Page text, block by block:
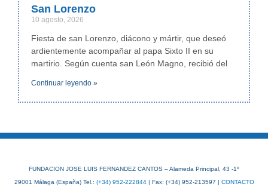
San Lorenzo
10 agosto, 2026
Fiesta de san Lorenzo, diácono y mártir, que deseó
ardientemente acompañar al papa Sixto II en su
martirio. Según cuenta san León Magno, recibió del
Continuar leyendo »
FUNDACION JOSE LUIS FERNANDEZ CANTOS – Alameda Principal, 43 -1º
29001 Málaga (España) Tel.: (+34) 952-222844| Fax: (+34) 952-213597 | CONTACTO